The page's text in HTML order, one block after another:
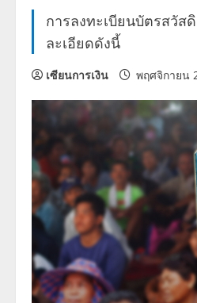
การลงทะเบียนบัตรสวัส
ละเอียดดังนี้
เซียนการเงิน พฤศจิกายน